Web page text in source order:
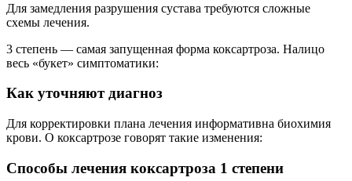
Для замедления разрушения сустава требуются сложные
схемы лечения.
3 степень — самая запущенная форма коксартроза. Налицо
весь «букет» симптоматики:
Как уточняют диагноз
Для корректировки плана лечения информативна биохимия
крови. О коксартрозе говорят такие изменения:
Способы лечения коксартроза 1 степени